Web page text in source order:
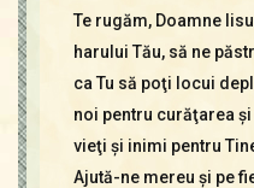
Te rugăm, Doamne
harului Tău, să ne
ca Tu să poţi locui
noi pentru curăţarea
vieţi şi inimi pentru
Ajută-ne mereu şi pe